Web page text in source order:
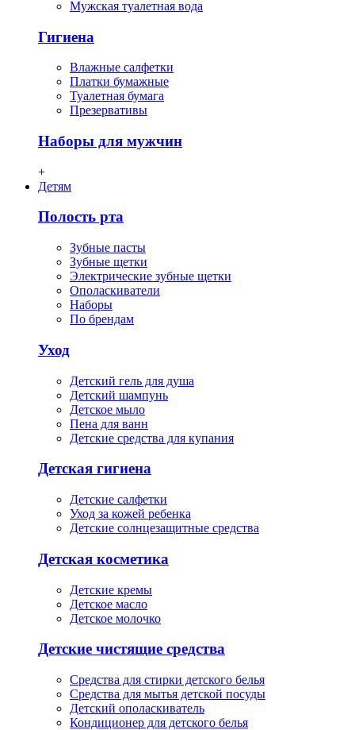
Мужская туалетная вода
Гигиена
Влажные салфетки
Платки бумажные
Туалетная бумага
Презервативы
Наборы для мужчин
+
Детям
Полость рта
Зубные пасты
Зубные щетки
Электрические зубные щетки
Ополаскиватели
Наборы
По брендам
Уход
Детский гель для душа
Детский шампунь
Детское мыло
Пена для ванн
Детские средства для купания
Детская гигиена
Детские салфетки
Уход за кожей ребенка
Детские солнцезащитные средства
Детская косметика
Детские кремы
Детское масло
Детское молочко
Детские чистящие средства
Средства для стирки детского белья
Средства для мытья детской посуды
Детский ополаскиватель
Кондиционер для детского белья